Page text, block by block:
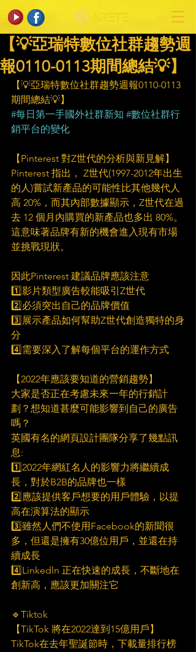
【💡亞瑞特數位社群趨勢週
報0110-0113期間總結💡】
【💡亞瑞特數位社群趨勢週報0110-0113
期間總結💡】
#每日第一手國外社群新知 #數位社群行
銷平台的變化
【Pinterest 對Z世代的分析與新見解】
Pinterest 指出， Z世代(1997-2012年出生
的人)嘗試新產品的可能性比其他幾代人
高 20%，而其內部數據顯示，Z世代在過
去 12 個月內購買的新產品也多出 80%。
這意味著品牌有新的機會進入現有市場
並挑戰現狀。
因此Pinterest 建議品牌應該注意
1️⃣影片類型廣告較能吸引Z世代
2️⃣必須突出自己的品牌價值
3️⃣展示產品如何幫助Z世代創造獨特的身
分
4️⃣需要深入了解每個平台的運作方式
【2022年應該要知道的營銷趨勢】
大家是否正在考慮未來一年的行銷計
劃？想知道甚麼可能影響到自己的廣告
嗎？
英國有名的網頁設計團隊分享了幾點訊
息:
1️⃣2022年網紅名人的影響力將繼續成
長，對於B2B的品牌也一樣
2️⃣應該提供客戶想要的用戶體驗，以提
高在演算法的顯示
3️⃣雖然人們不使用Facebook的新聞很
多，但還是擁有30億位用戶，並還在持
續成長
4️⃣Linkedln 正在快速的成長，不斷地在
創新高，應該更加關注它
🔹Tiktok
【TikTok 將在2022達到15億用戶】
TikTok在去年聖誕節時，下載量排行榜